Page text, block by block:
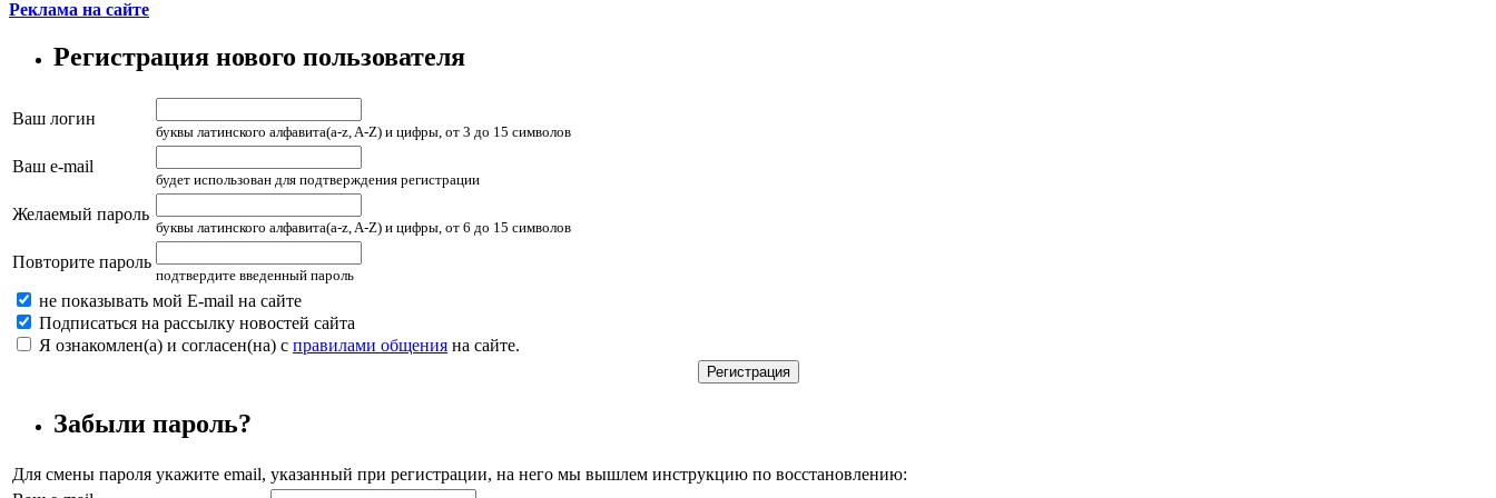
Реклама на сайте
Регистрация нового пользователя
Ваш логин
буквы латинского алфавита(a-z, A-Z) и цифры, от 3 до 15 символов
Ваш e-mail
будет использован для подтверждения регистрации
Желаемый пароль
буквы латинского алфавита(a-z, A-Z) и цифры, от 6 до 15 символов
Повторите пароль
подтвердите введенный пароль
не показывать мой E-mail на сайте
Подписаться на рассылку новостей сайта
Я ознакомлен(а) и согласен(на) с правилами общения на сайте.
Забыли пароль?
Для смены пароля укажите email, указанный при регистрации, на него мы вышлем инструкцию по восстановлению: